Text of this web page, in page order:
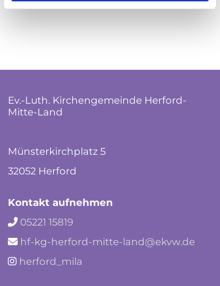
Ev.-Luth. Kirchengemeinde Herford-
Mitte-Land
Münsterkirchplatz 5
32052 Herford
Kontakt aufnehmen
 05221 15819
 hf-kg-herford-mitte-land@ekvw.de
 herford_mila